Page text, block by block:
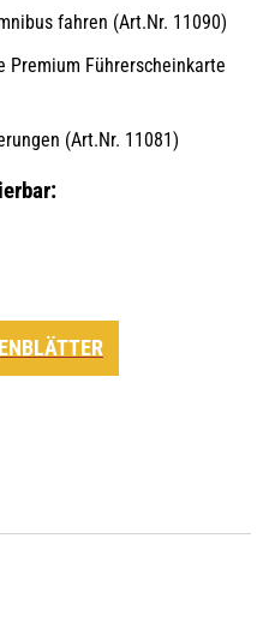
fahren (Art.Nr. 11090)
Premium Führerscheinkarte
(Art.Nr. 11081)